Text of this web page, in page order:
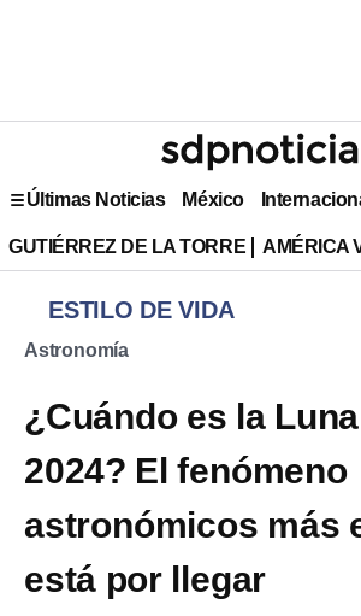
Últimas Noticias México
GUTIÉRREZ DE LA TORRE AMÉRICA
ESTILO DE VIDA
Astronomía
¿Cuándo es la
2024? El fenómeno
astronómicos más
está por llegar